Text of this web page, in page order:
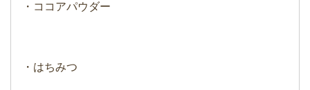
・ココアパウダー
・はちみつ